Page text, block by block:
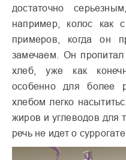
достаточно
например, колос как
примеров, когда он
замечаем. Он
хлеб, уже как
особенно для более
хлебом легко
жиров и углеводов для
речь не идет о